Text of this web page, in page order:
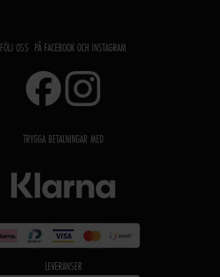
FÖLJ OSS PÅ FACEBOOK OCH INSTAGRAM
TRYGGA BETALNINGAR MED
LEVERANSER